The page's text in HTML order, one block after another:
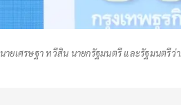
นายเศรษฐา ทวีสิน นายกรัฐมนตรี และรัฐมนตรีว่